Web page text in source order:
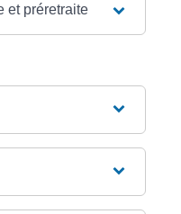
et préretraite